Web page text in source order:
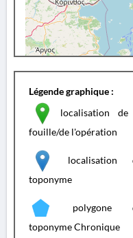
Légende graphique :
localisation
fouille/de l'opération
localisation
toponyme
polygone
toponyme Chronique